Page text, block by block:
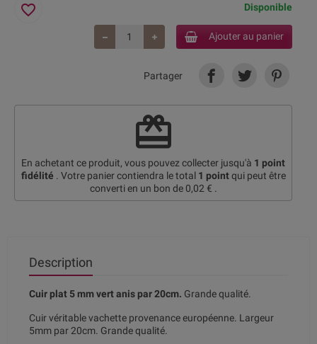
Disponible
Ajouter au panier
favorite_border
Partager
redeem
En achetant ce produit, vous pouvez collecter jusqu'à 1 point
fidélité . Votre panier contiendra le total 1 pointqui peut être
converti en un bon de 0,02 € .
Description
Cuir plat 5 mm vert anis par 20cm. Grande qualité.
Cuir véritable vachette provenance européenne. Largeur
5mm par 20cm. Grande qualité.